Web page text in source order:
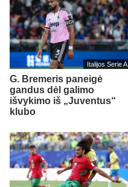
Italijos Serie A
G. Bremeris paneigė
gandus dėl galimo
išvykimo iš „Juventus“
klubo